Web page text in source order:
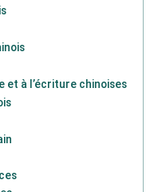
et à l’écriture chinoises